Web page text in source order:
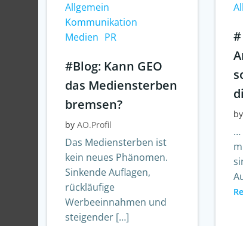
Allgemein
Kommunikation
Medien PR
#Blog: Kann GEO
das Mediensterben
bremsen?
by AO.Profil
Das Mediensterben ist
kein neues Phänomen.
Sinkende Auflagen,
rückläufige
Werbeeinnahmen und
steigender […]
by
…